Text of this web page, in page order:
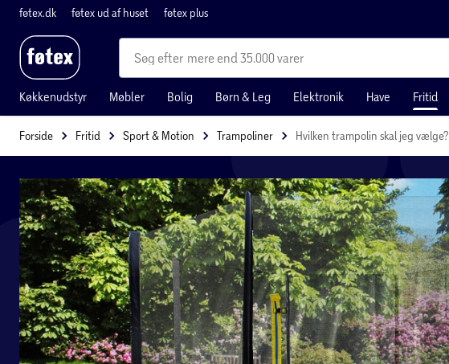
føtex.dk føtex ud af huset føtex plus
mere end 35.000 varer
Køkkenudstyr Møbler Bolig Børn & Leg Elektronik Have Fritid
Forside Fritid Sport & Motion Trampoliner Hvilken trampolin skal jeg vælge?